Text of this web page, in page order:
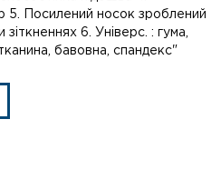
5. Посилений носок зроблений
6. Універс. : гума,
бавовна, спандекс"